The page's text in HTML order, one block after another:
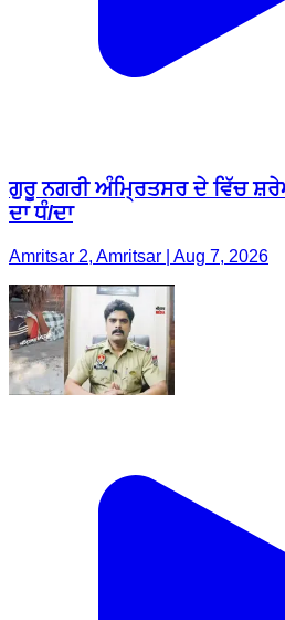
ਗੁਰੂ ਨਗਰੀ ਅੰਮ੍ਰਿਤਸਰ ਦੇ ਵਿੱਚ
ਦਾ ਧੰ/ਦਾ
Amritsar 2, Amritsar | Aug 7, 2026